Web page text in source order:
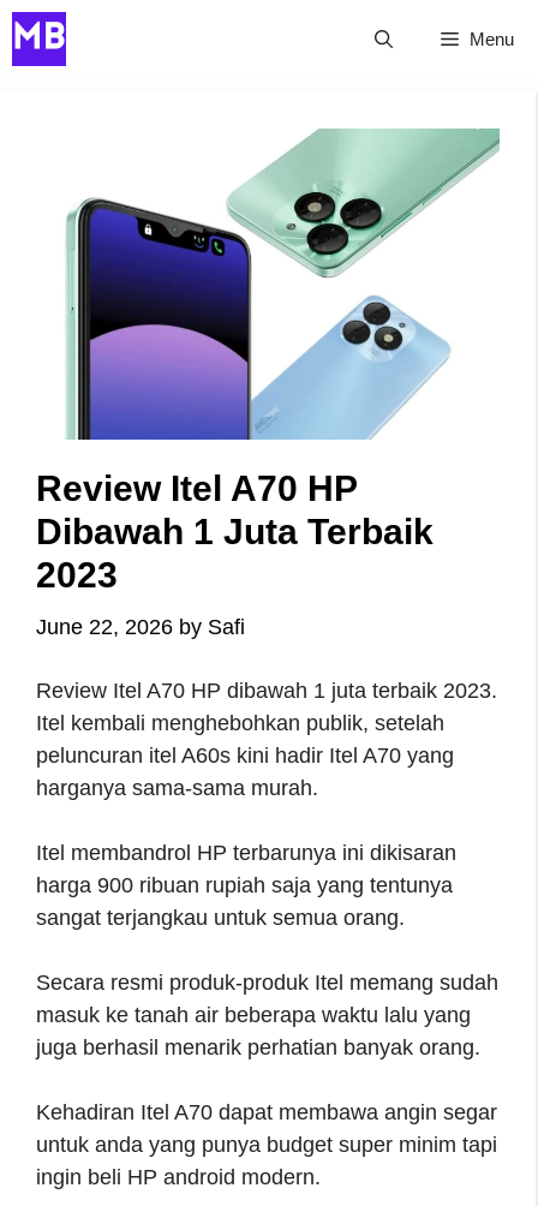
Skip
to
Menu
Review Itel A70 HP
Dibawah 1 Juta Terbaik
2023
June 22, 2026 by Safi
Review Itel A70 HP dibawah 1 juta terbaik 2023.
Itel kembali menghebohkan publik, setelah
peluncuran itel A60s kini hadir Itel A70 yang
harganya sama-sama murah.
Itel membandrol HP terbarunya ini dikisaran
harga 900 ribuan rupiah saja yang tentunya
sangat terjangkau untuk semua orang.
Secara resmi produk-produk Itel memang sudah
masuk ke tanah air beberapa waktu lalu yang
juga berhasil menarik perhatian banyak orang.
Kehadiran Itel A70 dapat membawa angin segar
untuk anda yang punya budget super minim tapi
ingin beli HP android modern.